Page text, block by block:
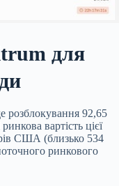
для
розблокування 92,65
вартість цієї
США (близько 534
ринкового